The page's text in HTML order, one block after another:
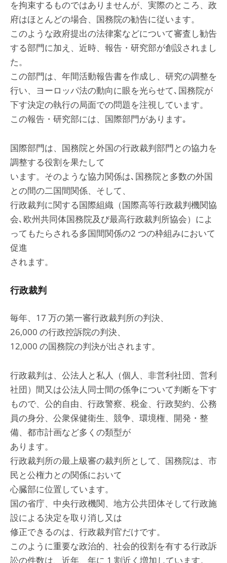
を拘束するものではありませんが、実際のところ、政
府はほとんどの場合、国務院の勧告に従います。
このような政府提出の法律案などについて審査し勧告
する部門に加え、近時、報告・研究部が創設されまし
た。
この部門は、年間活動報告書を作成し、研究の調整を
行い、ヨーロッパ法の動向に眼を光らせて､国務院が
下す決定の執行の局面での問題を注視しています。
この報告・研究部には、国際部門があります｡
国際部門は、国務院と外国の行政裁判部門との協力を
調整する役割を果たして
います。そのような協力関係は､国務院と多数の外国
との間の二国間関係、そして、
行政裁判に関する国際組織（国際高等行政裁判機関協
会､欧州共同体国務院及び最高行政裁判所協会）によ
ってもたらされる多国間関係の2 つの枠組みにおいて
促進
されます。
行政裁判
毎年、17 万の第一審行政裁判所の判決、
26,000 の行政控訴院の判決、
12,000 の国務院の判決が出されます。
行政裁判は、公法人と私人（個人、非営利社団、営利
社団）間又は公法人同士間の係争について判断を下す
もので、公的自由、行政警察、税金、行政契約、公務
員の身分、公衆保健衛生、競争、環境権、開発・整
備、都市計画など多くの類型が
あります。
行政裁判所の最上級審の裁判所として、国務院は、市
民と公権力との関係において
心臓部に位置しています。
国の省庁、中央行政機関、地方公共団体そして行政施
設による決定を取り消し又は
修正できるのは、行政裁判官だけです。
このように重要な政治的、社会的役割を有する行政訴
訟の件数は、近年、年に 1 割近く増加しています。